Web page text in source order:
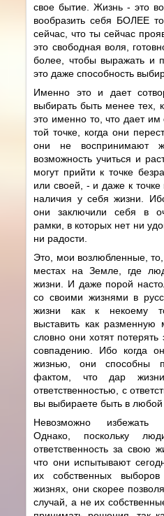
свое бытие. Жизнь - это
вообразить себя БОЛЕЕ
сейчас, что ты сейчас
это свободная воля,
более, чтобы выражать и
это даже способность
Именно это и дает
выбирать быть менее тех,
это именно то, что дает им
той точке, когда они
они не воспринимают
возможность учиться и
могут прийти к точке
или своей, - и даже к
наличия у себя жизни.
они заключили себя в
рамки, в которых нет ни
ни радости.
Это, мои возлюбленные,
местах на Земле, где
жизни. И даже порой
со своими жизнями в
жизни как к некоему
выставить как разменную
словно они хотят
совпадению. Ибо когда
жизнью, они способны
фактом, что дар
ответственностью, с
вы выбираете быть в
Невозможно избежать
Однако, поскольку
ответственность за свою
что они испытывают
их собственных
жизнях, они скорее
случай, а не их